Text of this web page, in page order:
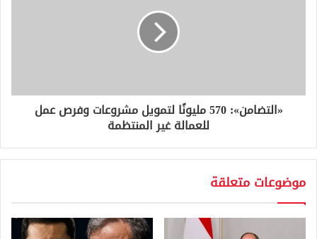
«التضامن»: 570 مليونًا لتمويل مشروعات وفرص عمل
للعمالة غير المنتظمة
موضوعات متعلقة